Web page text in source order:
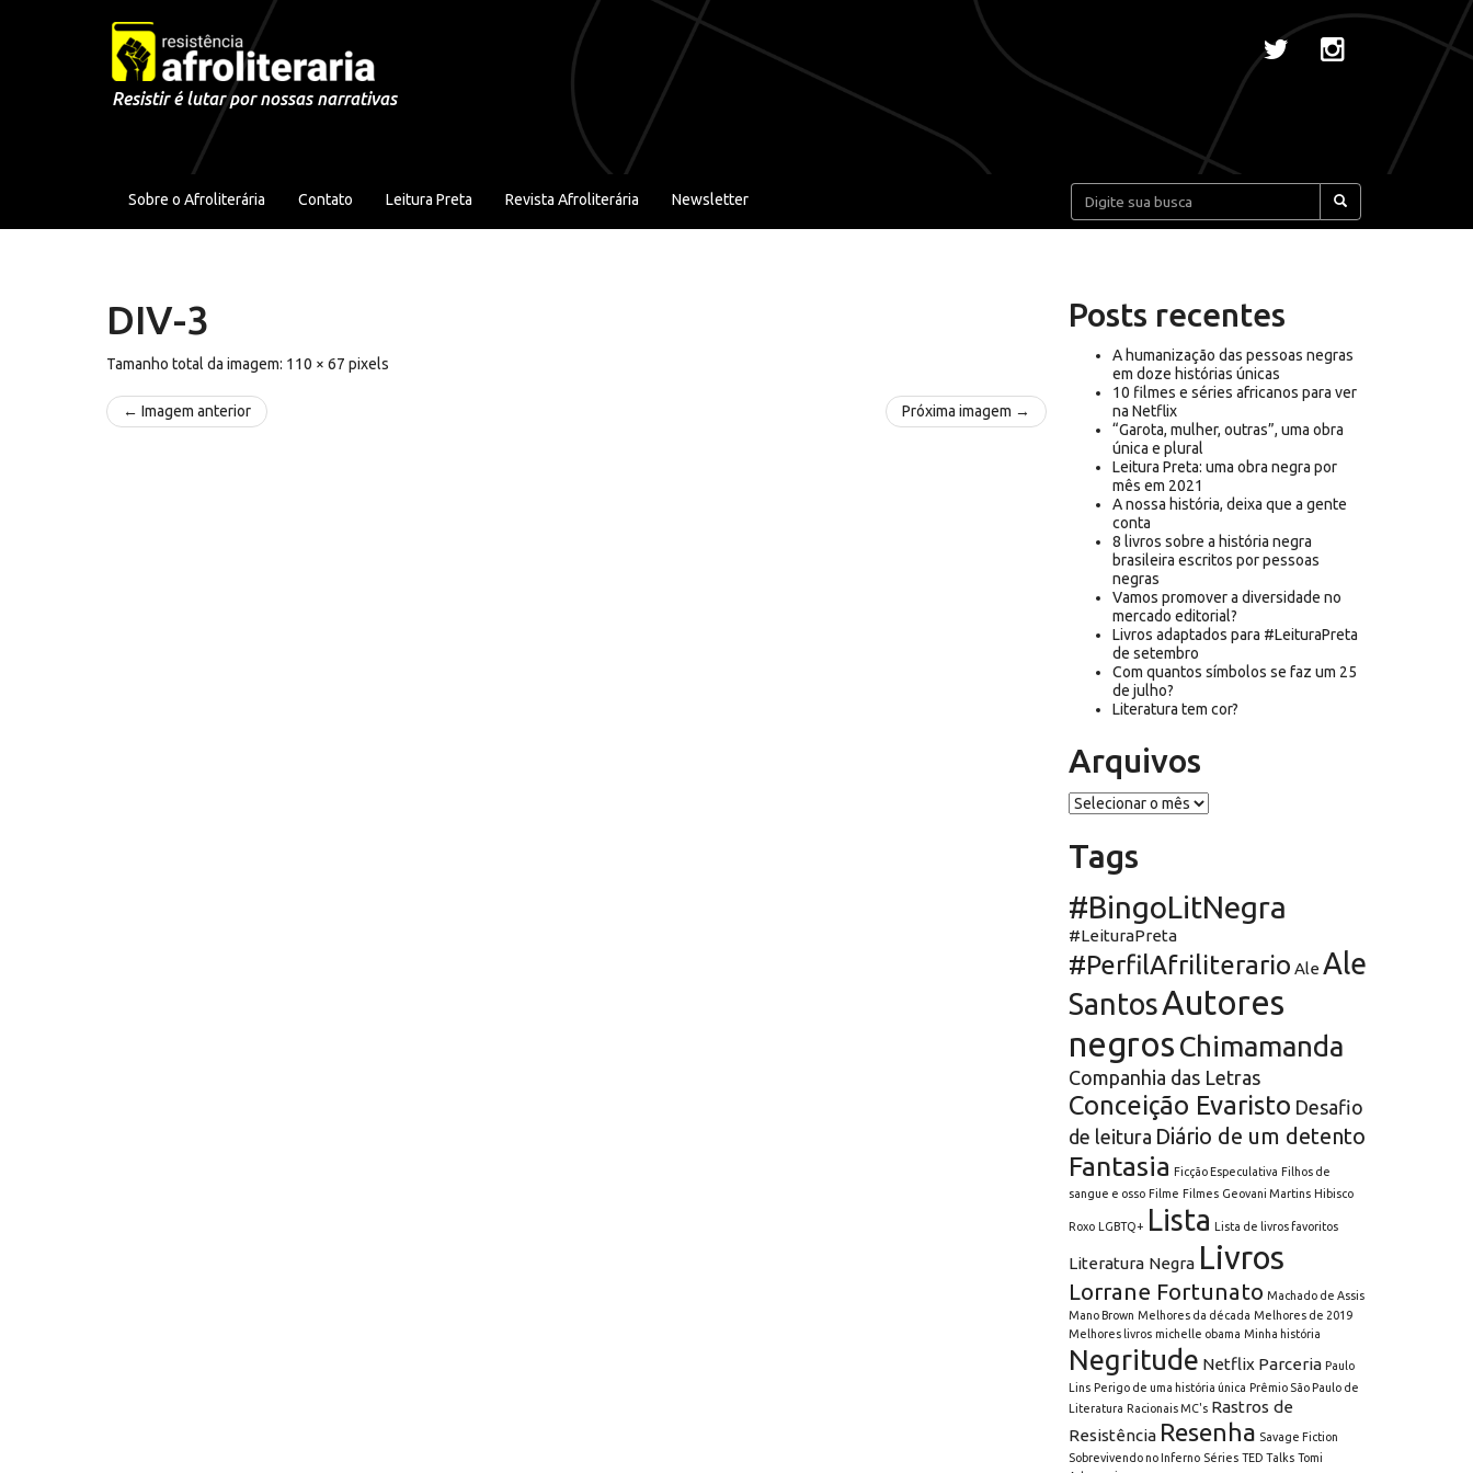
Pular para o conteúdo
Resistir é lutar por nossas narrativas
Sobre o Afroliterária Contato Leitura Preta Revista Afroliterária Newsletter Pesquisar:
DIV-3
Tamanho total da imagem: 110 × 67 pixels
← Imagem anterior Próxima imagem →
Posts recentes
A humanização das pessoas negras
em doze histórias únicas
10 filmes e séries africanos para ver
na Netflix
“Garota, mulher, outras”, uma obra
única e plural
Leitura Preta: uma obra negra por
mês em 2021
A nossa história, deixa que a gente
conta
8 livros sobre a história negra
brasileira escritos por pessoas
negras
Vamos promover a diversidade no
mercado editorial?
Livros adaptados para #LeituraPreta
de setembro
Com quantos símbolos se faz um 25
de julho?
Literatura tem cor?
Arquivos
Arquivos
Tags
#BingoLitNegra
#LeituraPreta
#PerfilAfriliterario Ale Ale
SantosAutores
negros Chimamanda
Companhia das Letras
Conceição Evaristo Desafio
de leitura Diário de um detento
Fantasia Ficção Especulativa Filhos de
sangue e osso Filme Filmes Geovani Martins Hibisco
Roxo LGBTQ+ Lista Lista de livros favoritos
Literatura Negra Livros
Lorrane Fortunato Machado de Assis
Mano Brown Melhores da década Melhores de 2019
Melhores livros michelle obama Minha história
Negritude Netflix Parceria Paulo
Lins Perigo de uma história única Prêmio São Paulo de
Literatura Racionais MC's Rastros de
Resistência Resenha Savage Fiction
Sobrevivendo no Inferno Séries TED Talks Tomi